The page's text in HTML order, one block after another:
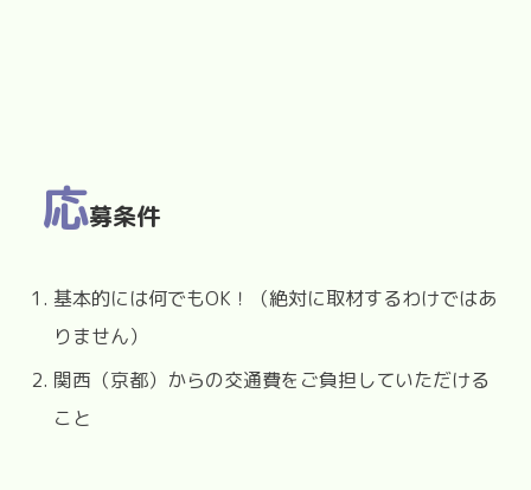
応募条件
基本的には何でもOK！（絶対に取材するわけではあ
りません）
関西（京都）からの交通費をご負担していただける
こと